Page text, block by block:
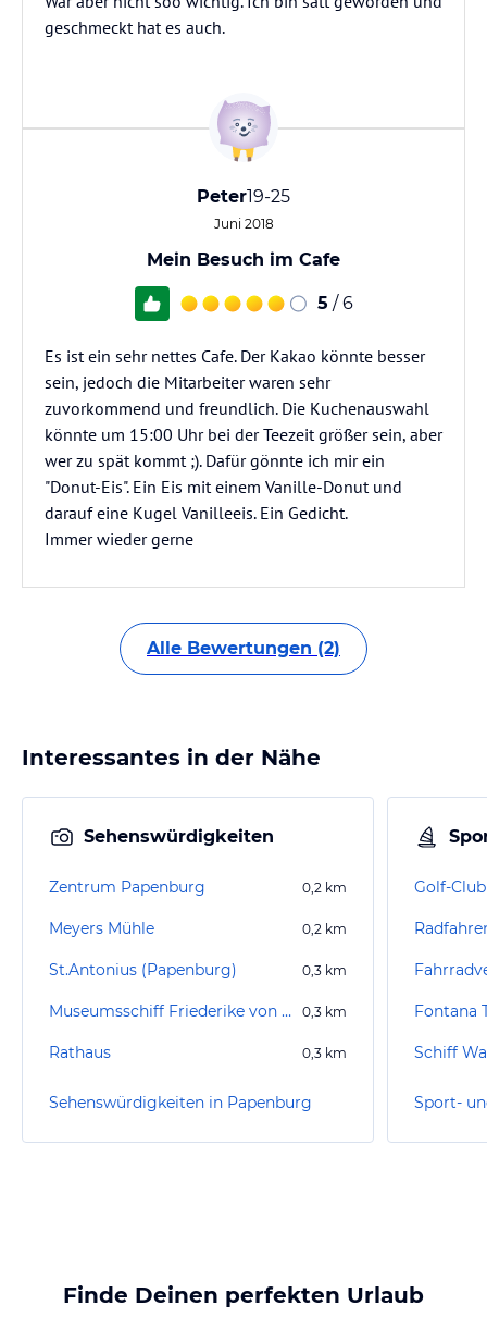
geschmeckt hat es auch.
Peter19-25
Juni 2018
Mein Besuch im Cafe
5 / 6
Es ist ein sehr nettes Cafe. Der Kakao könnte besser
sein, jedoch die Mitarbeiter waren sehr
zuvorkommend und freundlich. Die Kuchenauswahl
könnte um 15:00 Uhr bei der Teezeit größer sein, aber
wer zu spät kommt ;). Dafür gönnte ich mir ein
"Donut-Eis". Ein Eis mit einem Vanille-Donut und
darauf eine Kugel Vanilleeis. Ein Gedicht.
Immer wieder gerne
Alle Bewertungen (2)
Interessantes in der Nähe
Sehenswürdigkeiten
Zentrum Papenburg 0,2 km
Meyers Mühle 0,2 km
St.Antonius (Papenburg) 0,3 km
Museumsschiff Friederike von Papenburg 0,3 km
Rathaus 0,3 km
Sehenswürdigkeiten in Papenburg
Schiff
Finde Deinen perfekten Urlaub